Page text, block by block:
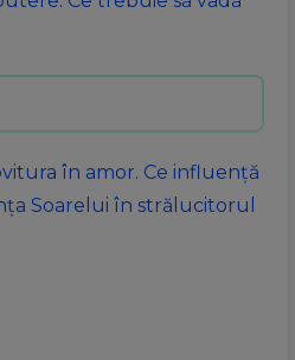
în amor. Ce influență
Soarelui în strălucitorul